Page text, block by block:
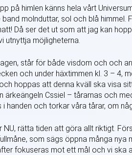
på himlen känns hela vårt
molnduttar, sol och blå himmel.
Då ser det ut som att jag kan
utnyttja möjligheterna.
står för både visdom och och
och under häxtimmen kl. 3 – 4,
hoppas att denna kväll ska visa
ärkeängeln Cssiel – tårarnas och
handen och torkar våra tårar, om
NU, rätta tiden att göra allt riktigt.
som sägs öppna många nya
fokuseras mot ett mål och vi ska